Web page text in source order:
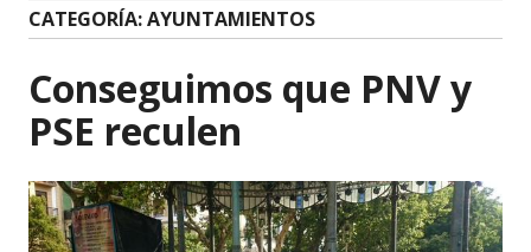
CATEGORÍA:AYUNTAMIENTOS
Conseguimos que PNV y
PSE reculen